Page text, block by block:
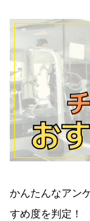
かんたんなアン
すめ度を判定！